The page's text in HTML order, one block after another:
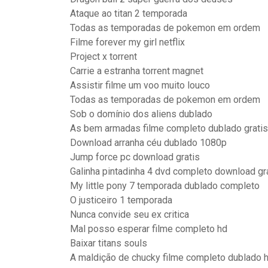
Ataque ao titan 2 temporada
Todas as temporadas de pokemon em ordem
Filme forever my girl netflix
Project x torrent
Carrie a estranha torrent magnet
Assistir filme um voo muito louco
Todas as temporadas de pokemon em ordem
Sob o domínio dos aliens dublado
As bem armadas filme completo dublado gratis
Download arranha céu dublado 1080p
Jump force pc download gratis
Galinha pintadinha 4 dvd completo download
My little pony 7 temporada dublado completo
O justiceiro 1 temporada
Nunca convide seu ex critica
Mal posso esperar filme completo hd
Baixar titans souls
A maldição de chucky filme completo dublado